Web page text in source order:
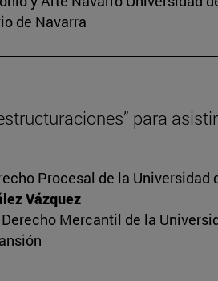
de Navarra
para
Procesal de la Universidad
Vázquez
Mercantil de la